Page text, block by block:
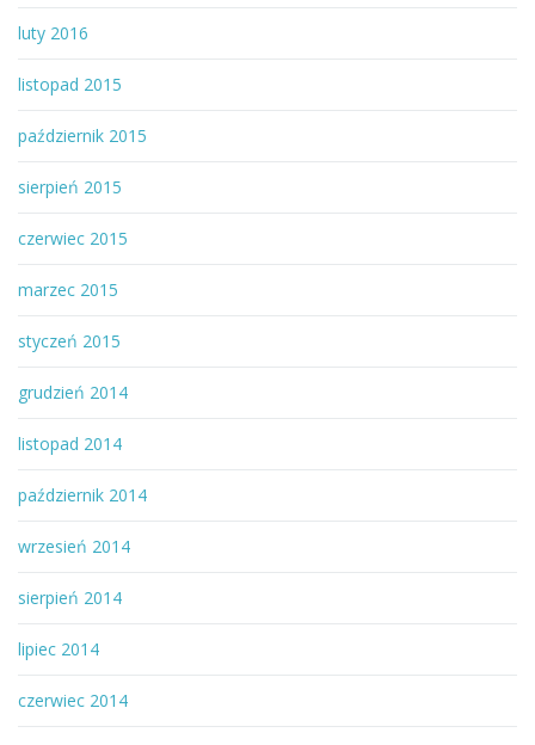
luty 2016
listopad 2015
październik 2015
sierpień 2015
czerwiec 2015
marzec 2015
styczeń 2015
grudzień 2014
listopad 2014
październik 2014
wrzesień 2014
sierpień 2014
lipiec 2014
czerwiec 2014